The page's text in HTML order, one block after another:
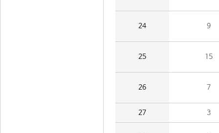
24 9
25 15
26 7
27 3